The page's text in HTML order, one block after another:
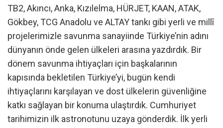
TB2, Akıncı, Anka, Kızılelma, HÜRJET, KAAN, ATAK,
Gökbey, TCG Anadolu ve ALTAY tankı gibi yerli ve millî
projelerimizle savunma sanayiinde Türkiye’nin adını
dünyanın önde gelen ülkeleri arasına yazdırdık. Bir
dönem savunma ihtiyaçları için başkalarının
kapısında bekletilen Türkiye’yi, bugün kendi
ihtiyaçlarını karşılayan ve dost ülkelerin güvenliğine
katkı sağlayan bir konuma ulaştırdık. Cumhuriyet
tarihimizin ilk astronotunu uzaya gönderdik. İlk yerli